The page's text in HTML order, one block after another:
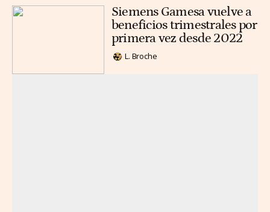
Siemens Gamesa vuelve a
beneficios trimestrales por
primera vez desde 2022
L. Broche